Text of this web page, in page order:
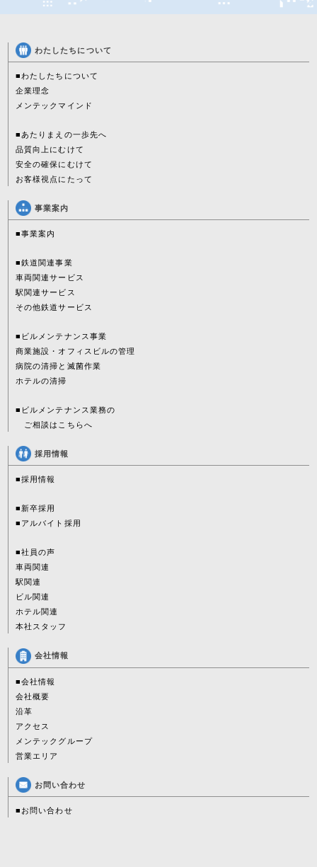
わたしたちについて
■わたしたちについて
企業理念
メンテックマインド
■あたりまえの一歩先へ
品質向上にむけて
安全の確保にむけて
お客様視点にたって
事業案内
■事業案内
■鉄道関連事業
車両関連サービス
駅関連サービス
その他鉄道サービス
■ビルメンテナンス事業
商業施設・オフィスビルの管理
病院の清掃と滅菌作業
ホテルの清掃
■ビルメンテナンス業務の
ご相談はこちらへ
採用情報
■採用情報
■新卒採用
■アルバイト採用
■社員の声
車両関連
駅関連
ビル関連
ホテル関連
本社スタッフ
会社情報
■会社情報
会社概要
沿革
アクセス
メンテックグループ
営業エリア
お問い合わせ
■お問い合わせ